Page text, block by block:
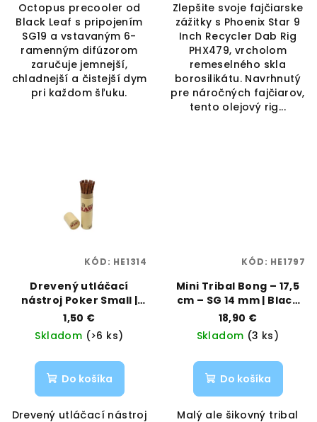
Octopus precooler od
Black Leaf s pripojením
SG19 a vstavaným 6-
ramenným difúzorom
zaručuje jemnejší,
chladnejší a čistejší dym
pri každom šľuku.
Zlepšite svoje fajčiarske
zážitky s Phoenix Star 9
Inch Recycler Dab Rig
PHX479, vrcholom
remeselného skla
borosilikátu. Navrhnutý
pre náročných fajčiarov,
tento olejový rig...
Drevený utláčací
nástroj Poker Small |
RAW | Vaporama
1,50 €
Skladom (>6 ks)
Do košíka
Drevený utláčací nástroj
KÓD: HE1314
Mini Tribal Bong – 17,5
cm – SG 14 mm | Black
Leaf | Vaporama
18,90 €
Skladom (3 ks)
Do košíka
Malý ale šikovný tribal
KÓD: HE1797